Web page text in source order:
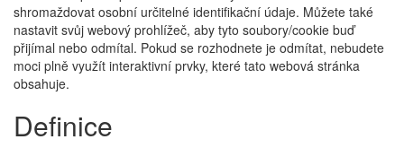
shromaždovat osobní určitelné identifikační údaje. Můžete také
nastavit svůj webový prohlížeč, aby tyto soubory/cookie buď
přijímal nebo odmítal. Pokud se rozhodnete je odmítat, nebudete
moci plně využít interaktivní prvky, které tato webová stránka
obsahuje.
Definice